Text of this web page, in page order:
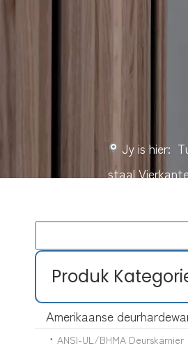
Jy is hier:
staal
Produk
Amerikaanse
ANSI-UL/BHMA Deurskarnier